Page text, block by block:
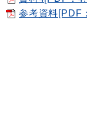
参考資料[PDF